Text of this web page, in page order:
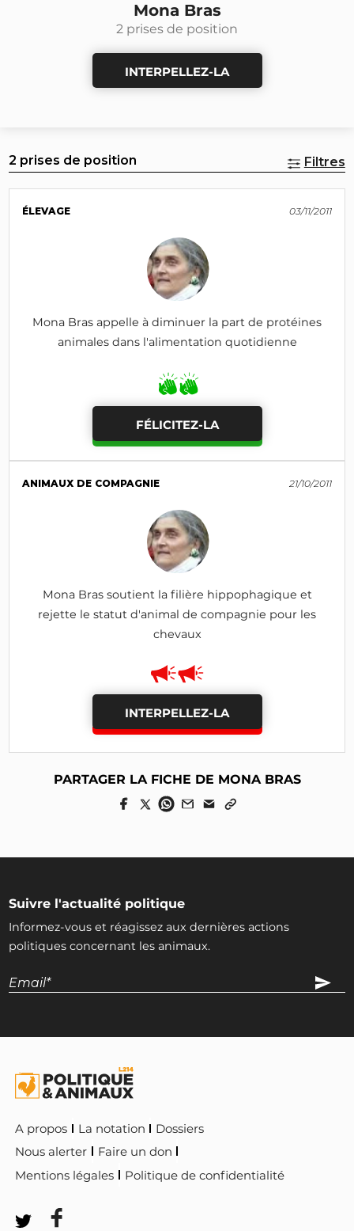
Mona Bras
2 prises de position
INTERPELLEZ-LA
2 prises de position Filtres
ÉLEVAGE 03/11/2011
Mona Bras appelle à diminuer la part de protéines
animales dans l'alimentation quotidienne
FÉLICITEZ-LA
ANIMAUX DE COMPAGNIE 21/10/2011
Mona Bras soutient la filière hippophagique et
rejette le statut d'animal de compagnie pour les
chevaux
INTERPELLEZ-LA
PARTAGER LA FICHE DE MONA BRAS
Suivre l'actualité politique
Informez-vous et réagissez aux dernières actions
politiques concernant les animaux.
A propos La notation
Dossiers
Nous alerter
Faire un don
Mentions légales
Politique de confidentialité